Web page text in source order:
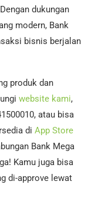
dukungan
modern, Bank
bisnis berjalan
produk dan
website kami,
atau bisa
di App Store
Bank Mega
Kamu juga bisa
di-approve lewat